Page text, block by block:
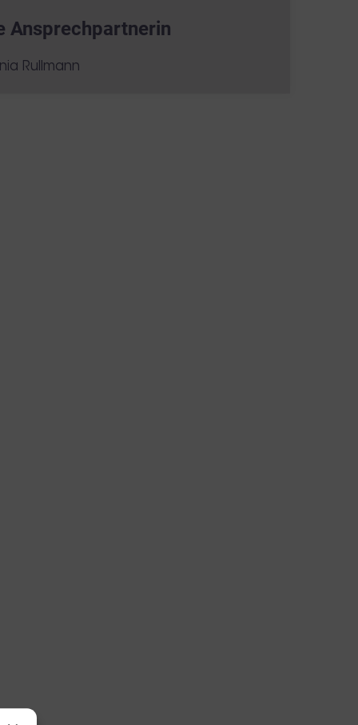
Ansprechpartnerin
Rullmann